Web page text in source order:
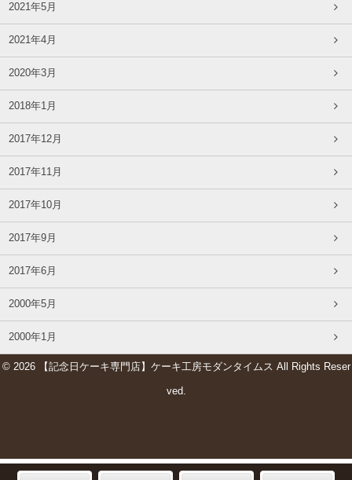
2021年5月
2021年4月
2020年3月
2018年1月
2017年12月
2017年11月
2017年10月
2017年9月
2017年6月
2000年5月
2000年1月
© 2026 【記念日ケーキ専門店】ケーキ工房モダンタイムス All Rights Reser
ved.